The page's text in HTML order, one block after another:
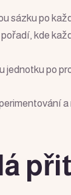
sázku po
kde
jednotku po